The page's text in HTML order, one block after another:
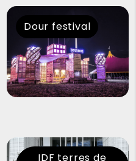
Dour festival
IDF terres de